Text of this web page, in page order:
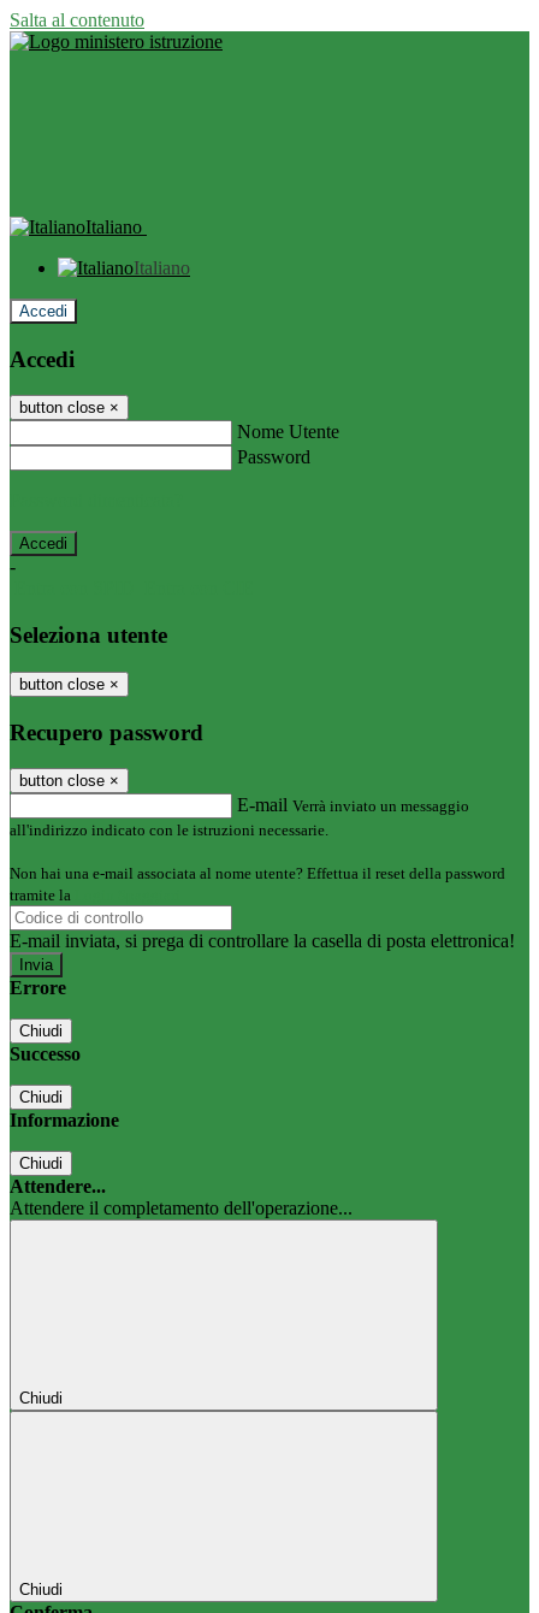
Salta al contenuto
Italiano
Italiano
Accedi
Accedi
button close ×
Nome Utente
Password
-
Seleziona utente
button close ×
Recupero password
button close ×
E-mail Verrà inviato un messaggio
all'indirizzo indicato con le istruzioni necessarie.
Non hai una e-mail associata al nome utente? Effettua il reset della password
tramite la
E-mail inviata, si prega di controllare la casella di posta elettronica!
Errore
Chiudi
Successo
Chiudi
Informazione
Chiudi
Attendere...
Attendere il completamento dell'operazione...
Chiudi
Chiudi